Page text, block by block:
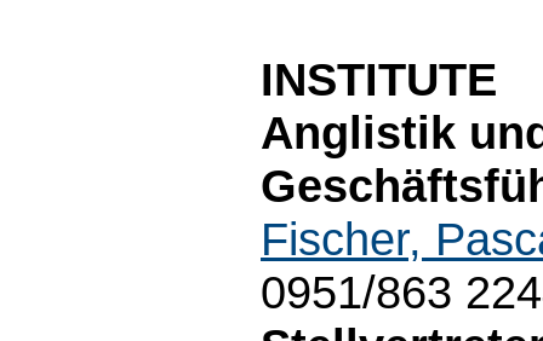
INSTITUTE
Anglistik
Fischer,
0951/863